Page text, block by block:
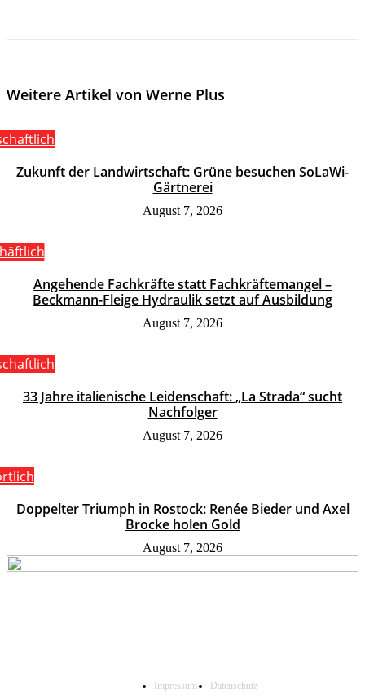
Weitere Artikel von Werne Plus
Zukunft der Landwirtschaft: Grüne besuchen SoLaWi-
Gärtnerei
August 7, 2026
Angehende Fachkräfte statt Fachkräftemangel –
Beckmann-Fleige Hydraulik setzt auf Ausbildung
August 7, 2026
33 Jahre italienische Leidenschaft: „La Strada“ sucht
Nachfolger
August 7, 2026
Doppelter Triumph in Rostock: Renée Bieder und Axel
Brocke holen Gold
August 7, 2026
Impressum Datenschutz